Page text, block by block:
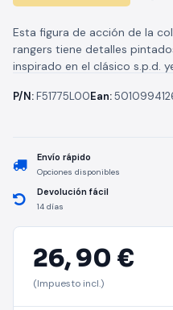
Esta figura de acción de la
rangers tiene detalles
inspirado en el clásico s.p.d.
P/N:F51775L00Ean:
Envío rápido
Opciones disponibles
Devolución fácil
14 días
26,90 €
(Impuesto incl.)